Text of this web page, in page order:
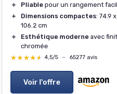
＋ Pliable pour un rangement
＋
Dimensions compactes: 74.9
106.2 cm
＋
Esthétique moderne avec
chromée
★★★★★
★★★★★ 4,5/5 — 65277 avis
Voir l'offre